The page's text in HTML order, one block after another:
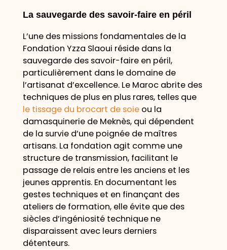
La sauvegarde des savoir-faire en péril
L’une des missions fondamentales de la
Fondation Yzza Slaoui réside dans la
sauvegarde des savoir-faire en péril,
particulièrement dans le domaine de
l’artisanat d’excellence. Le Maroc abrite des
techniques de plus en plus rares, telles que
le tissage du brocart de soieou la
damasquinerie de Meknès, qui dépendent
de la survie d’une poignée de maîtres
artisans. La fondation agit comme une
structure de transmission, facilitant le
passage de relais entre les anciens et les
jeunes apprentis. En documentant les
gestes techniques et en finançant des
ateliers de formation, elle évite que des
siècles d’ingéniosité technique ne
disparaissent avec leurs derniers
détenteurs.